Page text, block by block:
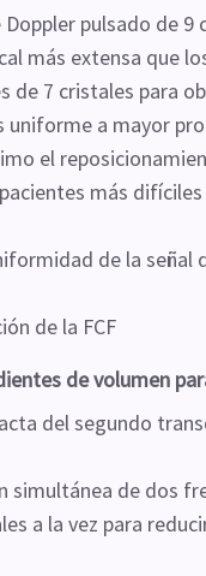
pulsado de 9
más extensa que
de 7 cristales para
uniforme a mayor
el
más
de la señal
de la FCF
de volumen
del segundo
simultánea de dos
a la vez para